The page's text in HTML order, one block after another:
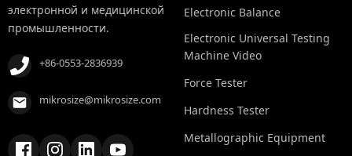
электронной и медицинской
промышленности.
+86-0553-2836939
mikrosize@mikrosize.com
Electronic Balance
Electronic Universal Testing
Machine Video
Force Tester
Hardness Tester
Metallographic Equipment